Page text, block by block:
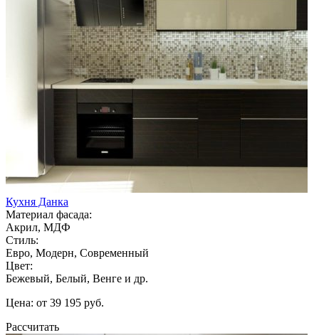
Кухня Данка
Материал фасада:
Акрил, МДФ
Стиль:
Евро, Модерн, Современный
Цвет:
Бежевый, Белый, Венге и др.
Цена: от 39 195 руб.
Рассчитать